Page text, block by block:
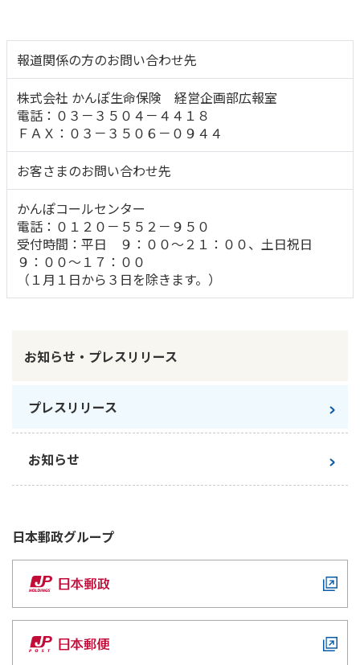
報道関係の方のお問い合わせ先
株式会社 かんぽ生命保険 経営企画部広報室
電話：０３－３５０４－４４１８
ＦＡＸ：０３－３５０６－０９４４
お客さまのお問い合わせ先
かんぽコールセンター
電話：０１２０－５５２－９５０
受付時間：平日 ９：００～２１：００、土日祝日
９：００～１７：００
（１月１日から３日を除きます。）
お知らせ・プレスリリース
プレスリリース
お知らせ
日本郵政グループ